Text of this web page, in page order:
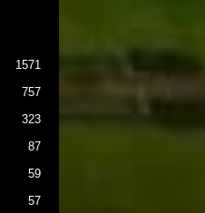
1571
757
323
87
59
57